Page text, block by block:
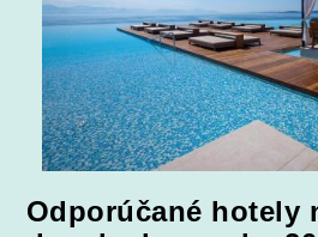
Odporúčané hotely